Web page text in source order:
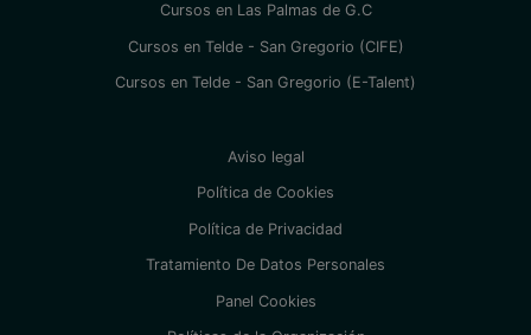
Cursos en Las Palmas de G.C
Cursos en Telde - San Gregorio (CIFE)
Cursos en Telde - San Gregorio (E-Talent)
Aviso legal
Política de Cookies
Política de Privacidad
Tratamiento De Datos Personales
Panel Cookies